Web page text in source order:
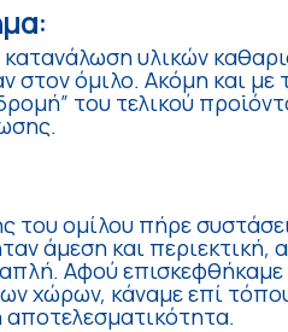
κατανάλωση υλικών
στον όμιλο. Ακόμη και
του τελικού
του ομίλου πήρε
άμεση και
Αφού
χώρων, κάναμε επί
αποτελεσματικότητα.